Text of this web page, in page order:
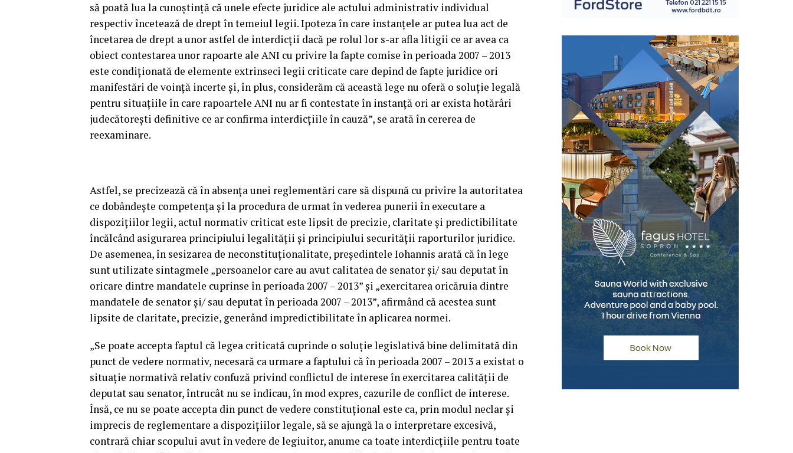
să poată lua la cunoştinţă că unele efecte juridice ale actului administrativ individual
respectiv încetează de drept în temeiul legii. Ipoteza în care instanţele ar putea lua act de
încetarea de drept a unor astfel de interdicţii dacă pe rolul lor s-ar afla litigii ce ar avea ca
obiect contestarea unor rapoarte ale ANI cu privire la fapte comise în perioada 2007 – 2013
este condiţionată de elemente extrinseci legii criticate care depind de fapte juridice ori
manifestări de voinţă incerte şi, în plus, considerăm că această lege nu oferă o soluţie legală
pentru situaţiile în care rapoartele ANI nu ar fi contestate în instanţă ori ar exista hotărâri
judecătoreşti definitive ce ar confirma interdicţiile în cauză”, se arată în cererea de
reexaminare.
Astfel, se precizează că în absenţa unei reglementări care să dispună cu privire la autoritatea
ce dobândeşte competenţa şi la procedura de urmat în vederea punerii în executare a
dispoziţiilor legii, actul normativ criticat este lipsit de precizie, claritate şi predictibilitate
încălcând asigurarea principiului legalităţii şi principiului securităţii raporturilor juridice.
De asemenea, în sesizarea de neconstituţionalitate, preşedintele Iohannis arată că în lege
sunt utilizate sintagmele „persoanelor care au avut calitatea de senator şi/ sau deputat în
oricare dintre mandatele cuprinse în perioada 2007 – 2013” şi „exercitarea oricăruia dintre
mandatele de senator şi/ sau deputat în perioada 2007 – 2013”, afirmând că acestea sunt
lipsite de claritate, precizie, generând impredictibilitate în aplicarea normei.
„Se poate accepta faptul că legea criticată cuprinde o soluţie legislativă bine delimitată din
punct de vedere normativ, necesară ca urmare a faptului că în perioada 2007 – 2013 a existat o
situaţie normativă relativ confuză privind conflictul de interese în exercitarea calităţii de
deputat sau senator, întrucât nu se indicau, în mod expres, cazurile de conflict de interese.
Însă, ce nu se poate accepta din punct de vedere constituţional este ca, prin modul neclar şi
imprecis de reglementare a dispoziţiilor legale, să se ajungă la o interpretare excesivă,
contrară chiar scopului avut în vedere de legiuitor, anume ca toate interdicţiile pentru toate